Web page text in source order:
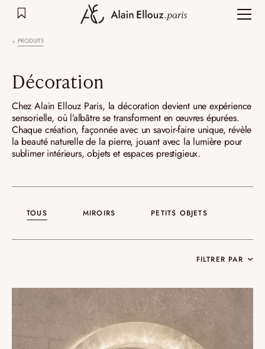
PRODUITS
Décoration
Chez Alain Ellouz Paris, la décoration devient une expérience
sensorielle, où l’albâtre se transforment en œuvres épurées.
Chaque création, façonnée avec un savoir-faire unique, révèle
la beauté naturelle de la pierre, jouant avec la lumière pour
sublimer intérieurs, objets et espaces prestigieux.
TOUS MIROIRS PETITS OBJETS
FILTRER PAR
Collections
Oslo
Infinity